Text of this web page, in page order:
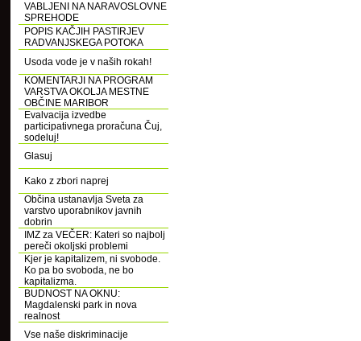
VABLJENI NA NARAVOSLOVNE
SPREHODE
POPIS KAČJIH PASTIRJEV
RADVANJSKEGA POTOKA
Usoda vode je v naših rokah!
KOMENTARJI NA PROGRAM
VARSTVA OKOLJA MESTNE
OBČINE MARIBOR
Evalvacija izvedbe
participativnega proračuna Čuj,
sodeluj!
Glasuj
Kako z zbori naprej
Občina ustanavlja Sveta za
varstvo uporabnikov javnih
dobrin
IMZ za VEČER: Kateri so najbolj
pereči okoljski problemi
Kjer je kapitalizem, ni svobode.
Ko pa bo svoboda, ne bo
kapitalizma.
BUDNOST NA OKNU:
Magdalenski park in nova
realnost
Vse naše diskriminacije